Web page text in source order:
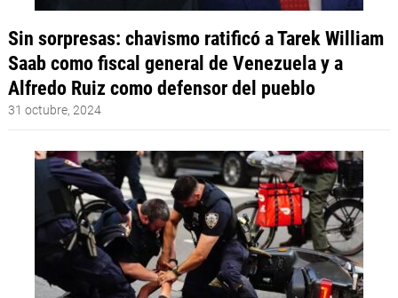
Sin sorpresas: chavismo ratificó a Tarek William
Saab como fiscal general de Venezuela y a
Alfredo Ruiz como defensor del pueblo
31 octubre, 2024